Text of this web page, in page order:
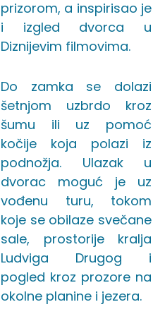
prizorom, a inspirisao je
i izgled dvorca u
Diznijevim filmovima.
Do zamka se dolazi
šetnjom uzbrdo kroz
šumu ili uz pomoć
kočije koja polazi iz
podnožja. Ulazak u
dvorac moguć je uz
vođenu turu, tokom
koje se obilaze svečane
sale, prostorije kralja
Ludviga Drugog i
pogled kroz prozore na
okolne planine i jezera.